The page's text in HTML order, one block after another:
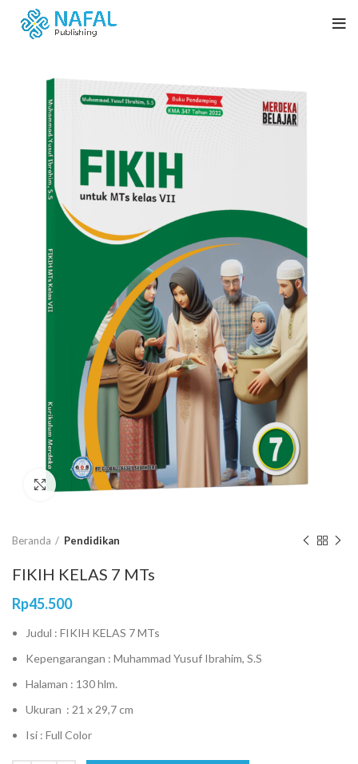
Click to enlarge
Beranda Pendidikan
FIKIH KELAS 7 MTs
Rp45.500
Judul : FIKIH KELAS 7 MTs
Kepengarangan : Muhammad Yusuf Ibrahim, S.S
Halaman : 130 hlm.
Ukuran : 21 x 29,7 cm
Isi : Full Color